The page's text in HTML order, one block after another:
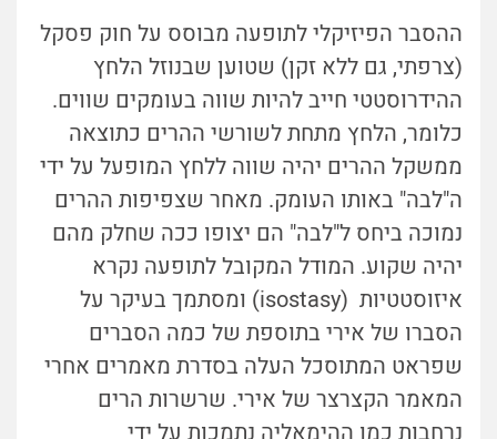
ההסבר הפיזיקלי לתופעה מבוסס על חוק פסקל
(צרפתי, גם ללא זקן) שטוען שבנוזל הלחץ
ההידרוסטטי חייב להיות שווה בעומקים שווים.
כלומר, הלחץ מתחת לשורשי ההרים כתוצאה
ממשקל ההרים יהיה שווה ללחץ המופעל על ידי
ה"לבה" באותו העומק. מאחר שצפיפות ההרים
נמוכה ביחס ל"לבה" הם יצופו ככה שחלק מהם
יהיה שקוע. המודל המקובל לתופעה נקרא
איזוסטטיות (isostasy) ו
מסתמך בעיקר על
הסברו של אירי בתוספת של כמה הסברים
שפראט המתוסכל העלה בסדרת מאמרים אחרי
המאמר הקצרצר של אירי. שרשרות הרים